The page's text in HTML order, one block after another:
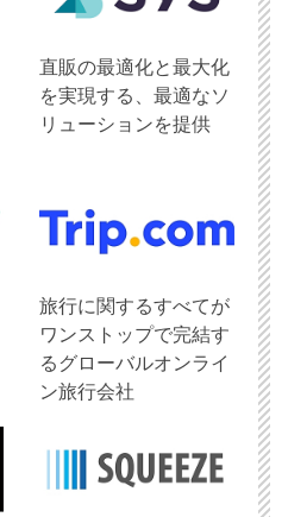
直販の最適化と最大化
を実現する、最適なソ
リューションを提供
旅行に関するすべてが
ワンストップで完結す
るグローバルオンライ
ン旅行会社